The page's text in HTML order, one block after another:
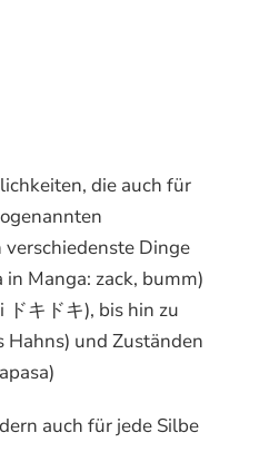
die auch für
Dinge
Manga: zack, bumm)
キドキ), bis hin zu
Hahns) und Zuständen
auch für jede Silbe